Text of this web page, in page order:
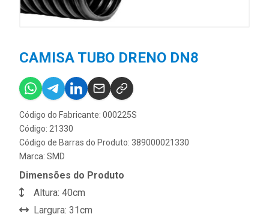
CAMISA TUBO DRENO DN8
Código do Fabricante: 000225S
Código: 21330
Código de Barras do Produto: 389000021330
Marca: SMD
Dimensões do Produto
Altura: 40cm
Largura: 31cm